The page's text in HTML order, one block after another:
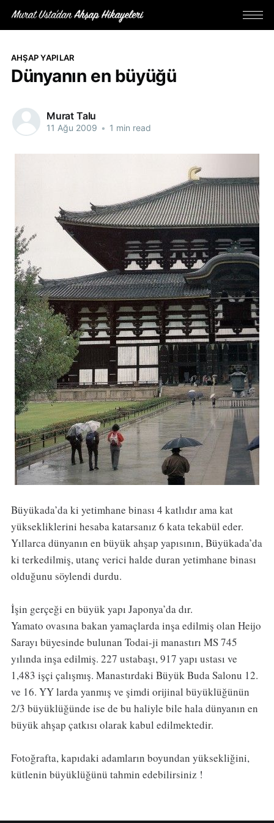
AHŞAP YAPILAR
Dünyanın en büyüğü
Murat Talu
11 Ağu 2009 • 1 min read
Büyükada’da ki yetimhane binası 4 katlıdır ama kat
yüksekliklerini hesaba katarsanız 6 kata tekabül eder.
Yıllarca dünyanın en büyük ahşap yapısının, Büyükada’da
ki terkedilmiş, utanç verici halde duran yetimhane binası
olduğunu söylendi durdu.
İşin gerçeği en büyük yapı Japonya’da dır.
Yamato ovasına bakan yamaçlarda inşa edilmiş olan Heijo
Sarayı büyesinde bulunan Todai-ji manastırı MS 745
yılında inşa edilmiş. 227 ustabaşı, 917 yapı ustası ve
1,483 işçi çalışmış. Manastırdaki Büyük Buda Salonu 12.
ve 16. YY larda yanmış ve şimdi orijinal büyüklüğünün
2/3 büyüklüğünde ise de bu haliyle bile hala dünyanın en
büyük ahşap çatkısı olarak kabul edilmektedir.
Fotoğrafta, kapıdaki adamların boyundan yüksekliğini,
kütlenin büyüklüğünü tahmin edebilirsiniz !